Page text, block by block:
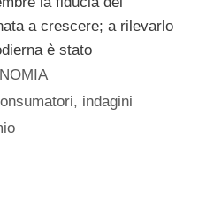
a crescere; a rilevarlo
è stato
, indagini